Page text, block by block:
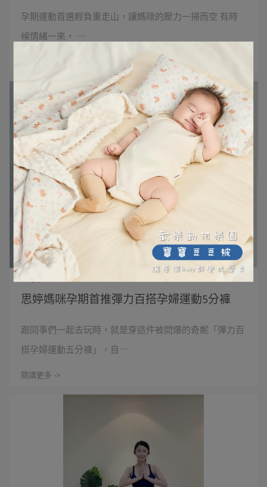
孕期運動首選輕負重走山，讓媽咪的壓力一掃而空 有時
候情緒一來， ⋯
思婷媽咪孕期首推彈力百搭孕婦運動5分褲
Amy | 2024-05-15
跟同事們一起去玩時，就是穿這件被問爆的奇妮「彈力百
搭孕婦運動五分褲」，自⋯
閱讀更多 ->